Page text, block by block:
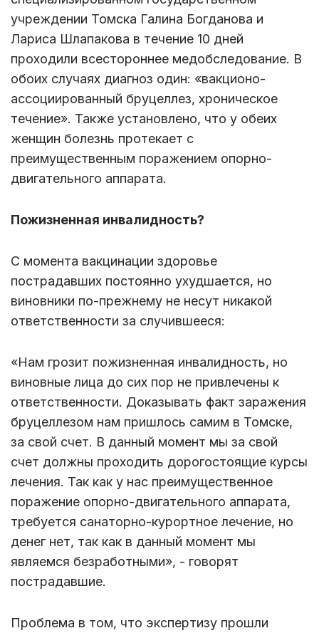
учреждении Томска Галина Богданова и
Лариса Шлапакова в течение 10 дней
проходили всестороннее медобследование. В
обоих случаях диагноз один: «вакционо-
ассоциированный бруцеллез, хроническое
течение». Также установлено, что у обеих
женщин болезнь протекает с
преимущественным поражением опорно-
двигательного аппарата.
Пожизненная инвалидность?
С момента вакцинации здоровье
пострадавших постоянно ухудшается, но
виновники по-прежнему не несут никакой
ответственности за случившееся:
«Нам грозит пожизненная инвалидность, но
виновные лица до сих пор не привлечены к
ответственности. Доказывать факт заражения
бруцеллезом нам пришлось самим в Томске,
за свой счет. В данный момент мы за свой
счет должны проходить дорогостоящие курсы
лечения. Так как у нас преимущественное
поражение опорно-двигательного аппарата,
требуется санаторно-курортное лечение, но
денег нет, так как в данный момент мы
являемся безработными», - говорят
пострадавшие.
Проблема в том, что экспертизу прошли